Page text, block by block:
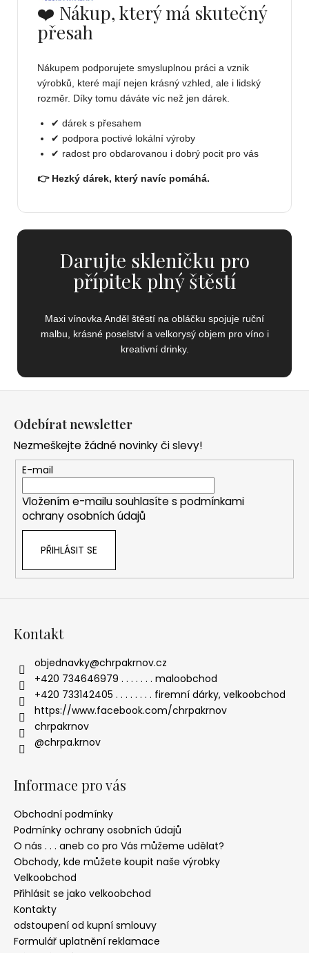
❤️ Nákup, který má skutečný
přesah
Nákupem podporujete smysluplnou práci a vznik
výrobků, které mají nejen krásný vzhled, ale i lidský
rozměr. Díky tomu dáváte víc než jen dárek.
✔ dárek s přesahem
✔ podpora poctivé lokální výroby
✔ radost pro obdarovanou i dobrý pocit pro vás
👉 Hezký dárek, který navíc pomáhá.
Darujte skleničku pro
přípitek plný štěstí
Maxi vínovka Anděl štěstí na obláčku spojuje ruční
malbu, krásné poselství a velkorysý objem pro víno i
kreativní drinky.
Odebírat newsletter
Nezmeškejte žádné novinky či slevy!
E-mail
Vložením e-mailu souhlasíte s podmínkami
ochrany osobních údajů
PŘIHLÁSIT SE
Kontakt
objednavky@chrpakrnov.cz
+420 734646979 . . . . . . . maloobchod
+420 733142405 . . . . . . . . firemní dárky, velkoobchod
https://www.facebook.com/chrpakrnov
chrpakrnov
@chrpa.krnov
Informace pro vás
Obchodní podmínky
Podmínky ochrany osobních údajů
O nás . . . aneb co pro Vás můžeme udělat?
Obchody, kde můžete koupit naše výrobky
Velkoobchod
Přihlásit se jako velkoobchod
Kontakty
odstoupení od kupní smlouvy
Formulář uplatnění reklamace